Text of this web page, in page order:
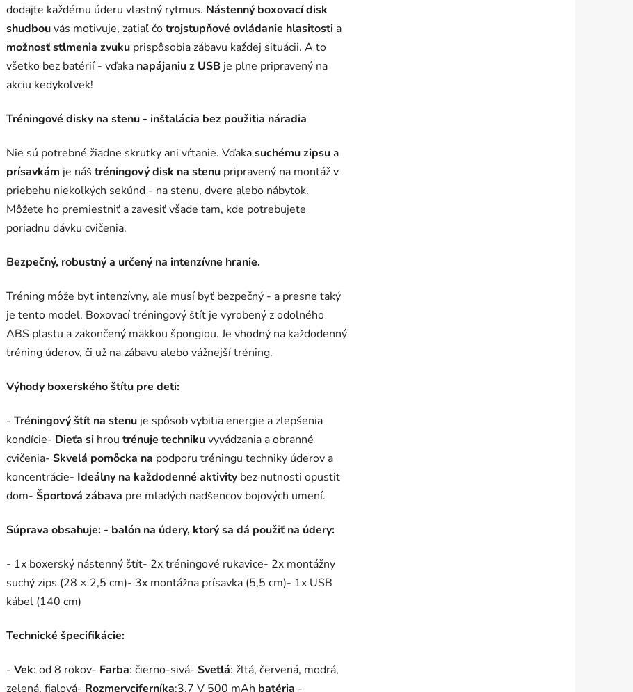
dodajte každému úderu vlastný rytmus. Nástenný boxovací disk
shudbouvás motivuje, zatiaľ čotrojstupňové ovládanie hlasitosti a
možnosť stlmenia zvuku prispôsobia zábavu každej situácii. A to
všetko bez batérií - vďaka napájaniu z USB je plne pripravený na
akciu kedykoľvek!
Tréningové disky na stenu - inštalácia bez použitia náradia
Nie sú potrebné žiadne skrutky ani vŕtanie. Vďakasuchému zipsu a
prísavkám je náš tréningový disk na stenu pripravený na montáž v
priebehu niekoľkých sekúnd - na stenu, dvere alebo nábytok.
Môžete ho premiestniť a zavesiť všade tam, kde potrebujete
poriadnu dávku cvičenia.
Bezpečný, robustný a určený na intenzívne hranie.
Tréning môže byť intenzívny, ale musí byť bezpečný - a presne taký
je tento model. Boxovací tréningový štít je vyrobený z odolného
ABS plastu a zakončený mäkkou špongiou. Je vhodný na každodenný
tréning úderov, či už na zábavu alebo vážnejší tréning.
Výhody boxerského štítu pre deti:
- Tréningový štít na stenu je spôsob vybitia energie a zlepšenia
kondície- Dieťa si hrou trénuje technikuvyvádzania a obranné
cvičenia- Skvelá pomôcka na podporu tréningu techniky úderov a
koncentrácie- Ideálny na každodenné aktivity bez nutnosti opustiť
dom- Športová zábava pre mladých nadšencov bojových umení.
Súprava obsahuje: - balón na údery, ktorý sa dá použiť na údery:
- 1x boxerský nástenný štít- 2x tréningové rukavice- 2x montážny
suchý zips (28 × 2,5 cm)- 3x montážna prísavka (5,5 cm)- 1x USB
kábel (140 cm)
Technické špecifikácie:
- Vek: od 8 rokov- Farba: čierno-sivá- Svetlá: žltá, červená, modrá,
zelená, fialová- Rozmeryciferníka:3,7 V 500 mAh batéria -